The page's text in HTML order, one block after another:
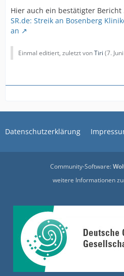
Hier auch ein bestätigter Bericht
SR.de: Streik an Bosenberg
an
Einmal editiert, zuletzt vonTiri (7.
Datenschutzerklärung
Community-Software:
weitere Informationen